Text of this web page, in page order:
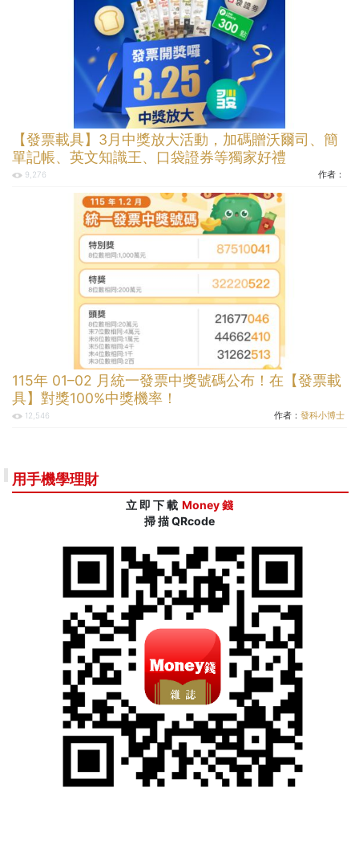
【發票載具】3月中獎放大活動，加碼贈沃爾司、簡
單記帳、英文知識王、口袋證券等獨家好禮
9,276 作者：
115年 01–02 月統一發票中獎號碼公布！在【發票載
具】對獎100%中獎機率！
12,546 作者： 發科小博士
用手機學理財
立 即 下 載 Money 錢
掃 描 QRcode